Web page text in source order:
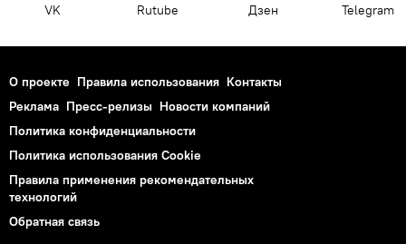
VK Rutube Дзен Telegram
О проекте Правила использования Контакты
Реклама Пресс-релизы Новости компаний
Политика конфиденциальности
Политика использования Cookie
Правила применения рекомендательных
технологий
Обратная связь